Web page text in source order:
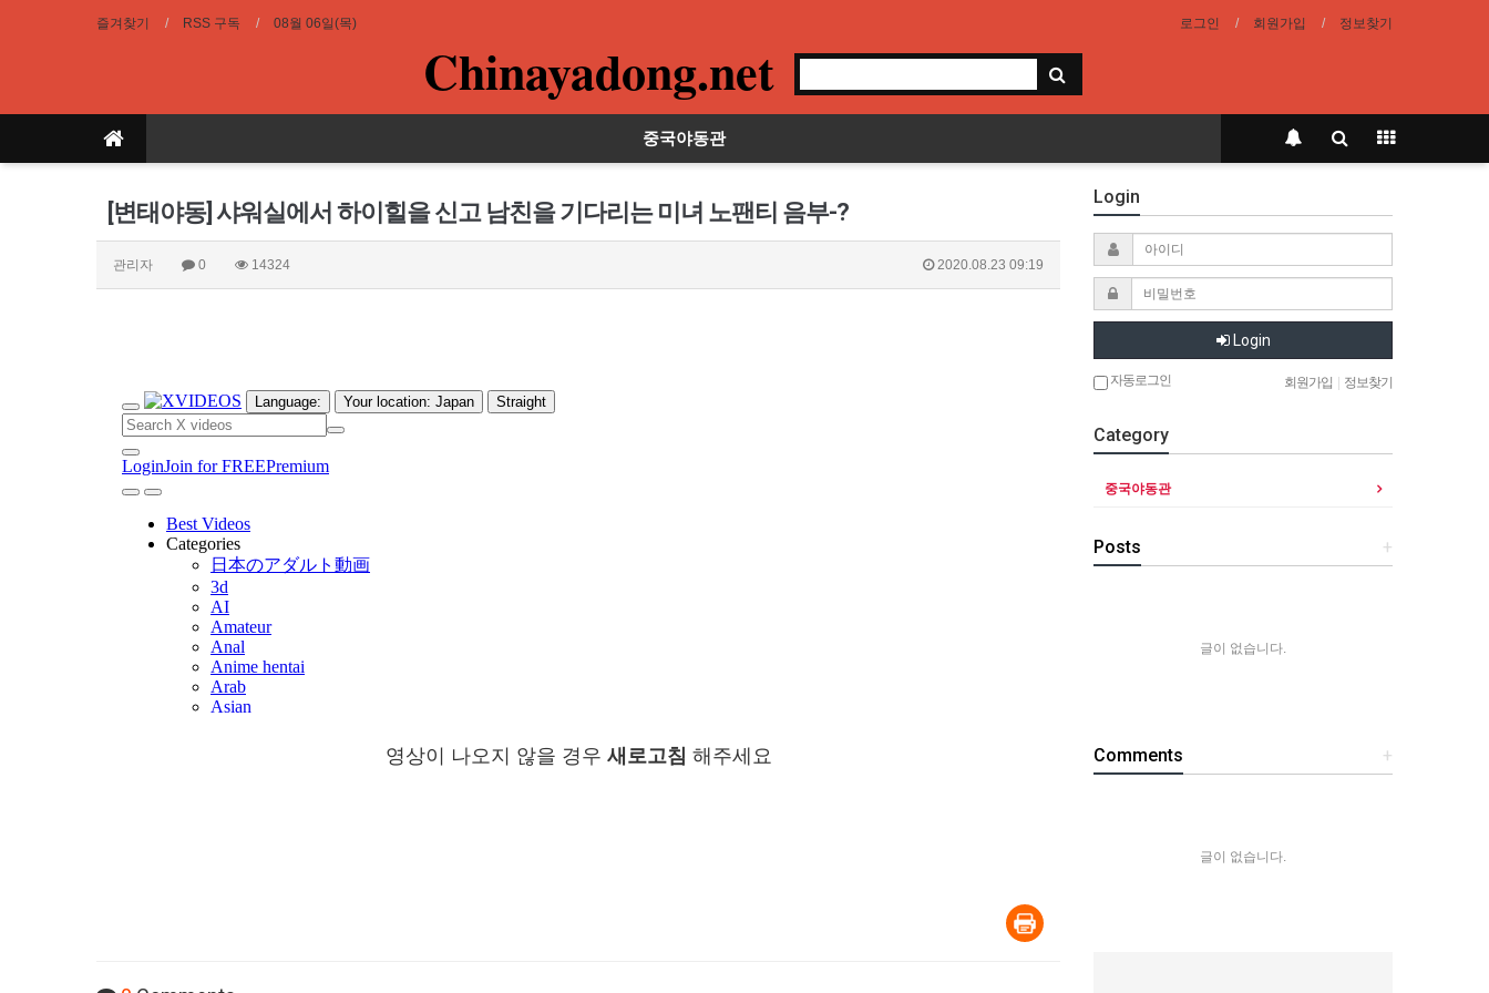
즐겨찾기 RSS 구독 08월 06일(목) 로그인 회원가입 정보찾기
Chinayadong.net
중국야동관
[변태야동] 샤워실에서 하이힐을 신고 남친을 기다리는 미녀 노팬티 음부-?
관리자 0 14324 2020.08.23 09:19
영상이 나오지 않을 경우 새로고침 해주세요
Login
Login
자동로그인 회원가입 정보찾기
Category
중국야동관
+
Posts
글이 없습니다.
+
Comments
글이 없습니다.